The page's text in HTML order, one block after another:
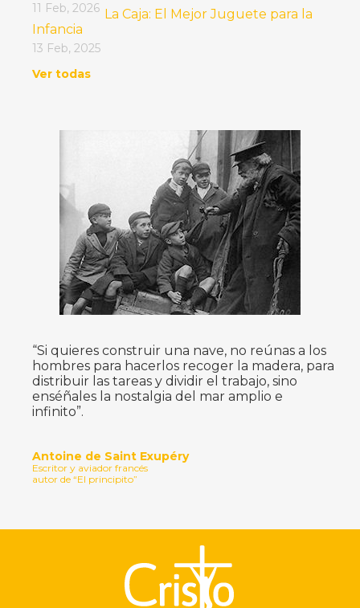
11 Feb, 2026 La Caja: El Mejor Juguete para la
Infancia
13 Feb, 2025
Ver todas
“Si quieres construir una nave, no reúnas a los
hombres para hacerlos recoger la madera, para
distribuir las tareas y dividir el trabajo, sino
enséñales la nostalgia del mar amplio e
infinito”.
Antoine de Saint Exupéry
Escritor y aviador francés
autor de “El principito”